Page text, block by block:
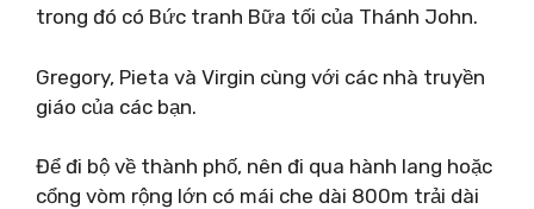
trong đó có Bức tranh Bữa tối của Thánh John.
Gregory, Pieta và Virgin cùng với các nhà truyền
giáo của các bạn.
Để đi bộ về thành phố, nên đi qua hành lang hoặc
cổng vòm rộng lớn có mái che dài 800m trải dài